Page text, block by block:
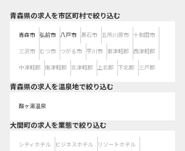
青森県の求人を市区町村で絞り込む
青森市 弘前市 八戸市 黒石市 五所川原市 十和田市
三沢市 むつ市 つがる市 平川市 東津軽郡 西津軽郡
中津軽郡 南津軽郡 北津軽郡 上北郡 下北郡 三戸郡
青森県の求人を温泉地で絞り込む
酸ヶ湯温泉
大間町の求人を業態で絞り込む
シティホテル ビジネスホテル リゾートホテル